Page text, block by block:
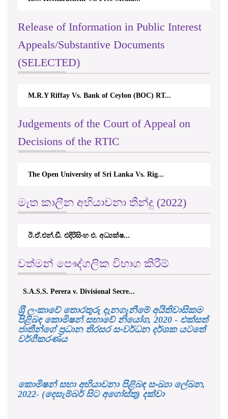
Release of Information in Public Interest
Appeals/Substantive Documents
(SELECTED)
M.R.Y Riffay Vs. Bank of Ceylon (BOC) RT...
Judgements of the Court of Appeal on
Decisions of the RTIC
The Open University of Sri Lanka Vs. Rig...
මෑත කාලීන අභියාචනා තීන්දු (2022)
ඊ.ඒ.එන්.ඩී. එදිරිසිංහ එ. අධ්‍යක්ෂ...
වත්මන් පෞද්ගලික විභාග කිරීම්
S.A.S.S. Perera v. Divisional Secre...
ශ‍්‍රී ලංකාවේ තොරතුරු දැනගැනීමේ අයිතිවාසිකම
පිළිබඳ කොමිෂන් සභාවේ නියෝග, 2020 - එක්සත්
ජාතීන්ගේ ප්‍රධාන තිරසර සංවර්ධන දර්ශක යටතේ
වර්ගීකරණය
කොමිෂන් සභා අභියාචනා පිළිබඳ සංඛ්‍යා ලේඛන,
2022- (දෙසැම්බර් සිට අගෝස්තු) දක්වා